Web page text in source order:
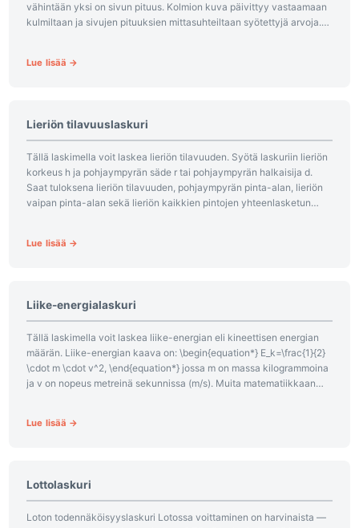
vähintään yksi on sivun pituus. Kolmion kuva päivittyy vastaamaan
kulmiltaan ja sivujen pituuksien mittasuhteiltaan syötettyjä arvoja.
Lue lisää →
Lieriön tilavuuslaskuri
Tällä laskimella voit laskea lieriön tilavuuden. Syötä laskuriin lieriön
korkeus h ja pohjaympyrän säde r tai pohjaympyrän halkaisija d.
Saat tuloksena lieriön tilavuuden, pohjaympyrän pinta-alan, lieriön
vaipan pinta-alan sekä lieriön kaikkien pintojen yhteenlasketun
Lue lisää →
Liike-energialaskuri
Tällä laskimella voit laskea liike-energian eli kineettisen energian
määrän. Liike-energian kaava on: \begin{equation*} E_k=\frac{1}{2}
\cdot m \cdot v^2, \end{equation*} jossa m on massa kilogrammoina
ja v on nopeus metreinä sekunnissa (m/s). Muita matematiikkaan
Lue lisää →
Lottolaskuri
Loton todennäköisyyslaskuri Lotossa voittaminen on harvinaista —